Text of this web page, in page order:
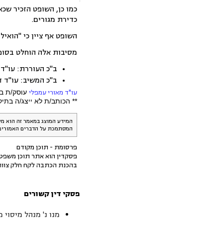
כמו כן, השופט הזכיר
כדירת מגורים.
השופט אף ציין כי
מסיבות אלה הוחלט
ב"כ העוררת: עו"ד
ב"כ המשיב: עו"ד
עו"ד מאורי עמפלי עוסק/ת
** הכותב/ת לא ייצג/ה
המידע המוצג במאמר זה הוא
המסתמכת על הדברים
פרסומת - תוכן מקודם
פסקדין הוא אתר תוכן
בהכנת הכתבה לקח חלק
פסקי דין קשורים
מנו נ' מנהל מיסוי